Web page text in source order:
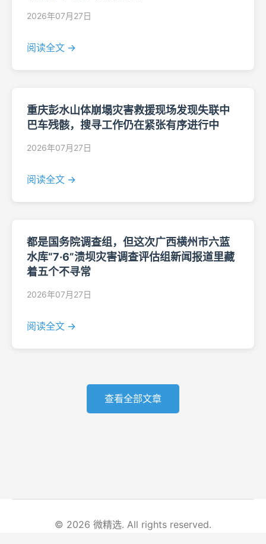
2026年07月27日
阅读全文 →
重庆彭水山体崩塌灾害救援现场发现失联中
巴车残骸，搜寻工作仍在紧张有序进行中
2026年07月27日
阅读全文 →
都是国务院调查组，但这次广西横州市六蓝
水库“7·6”溃坝灾害调查评估组新闻报道里藏
着五个不寻常
2026年07月27日
阅读全文 →
查看全部文章
© 2026 微精选. All rights reserved.